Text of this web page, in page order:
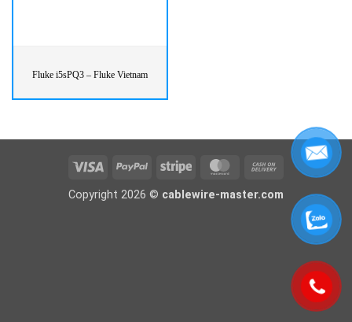
Fluke i5sPQ3 – Fluke Vietnam
Visa PayPal Stripe MasterCardCash
Delivery
Copyright 2026 © cablewire-master.com